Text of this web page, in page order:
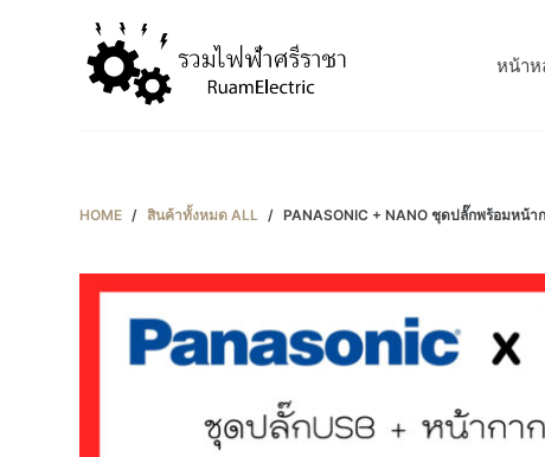
หน้าห
HOME / สินค้าทั้งหมด ALL / PANASONIC + NANO ชุดปลั๊กพร้อมหน้